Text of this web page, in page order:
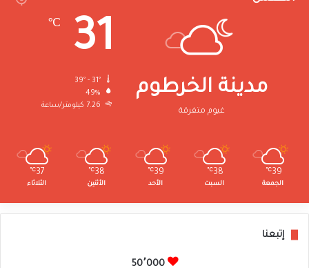
مدينة الخرطوم
غيوم متفرقة
31
℃
49%
7.26 كيلومتر/ساعة
39
℃
الجمعة
38
℃
السبت
39
℃
الأحد
38
℃
الأثنين
37
℃
الثلاثاء
إتبعنا
50٬000